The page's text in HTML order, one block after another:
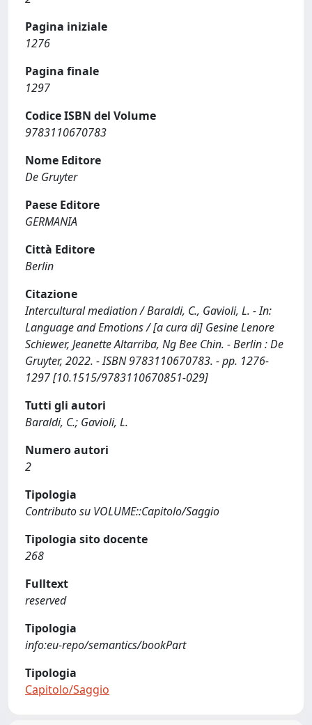
Pagina iniziale
1276
Pagina finale
1297
Codice ISBN del Volume
9783110670783
Nome Editore
De Gruyter
Paese Editore
GERMANIA
Città Editore
Berlin
Citazione
Intercultural mediation / Baraldi, C., Gavioli, L. - In:
Language and Emotions / [a cura di] Gesine Lenore
Schiewer, Jeanette Altarriba, Ng Bee Chin. - Berlin : De
Gruyter, 2022. - ISBN 9783110670783. - pp. 1276-
1297 [10.1515/9783110670851-029]
Tutti gli autori
Baraldi, C.; Gavioli, L.
Numero autori
2
Tipologia
Contributo su VOLUME::Capitolo/Saggio
Tipologia sito docente
268
Fulltext
reserved
Tipologia
info:eu-repo/semantics/bookPart
Tipologia
Capitolo/Saggio